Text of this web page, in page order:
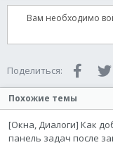
Вам необходимо
Поделиться:
Похожие темы
[Окна, Диалоги] Как
панель задач после